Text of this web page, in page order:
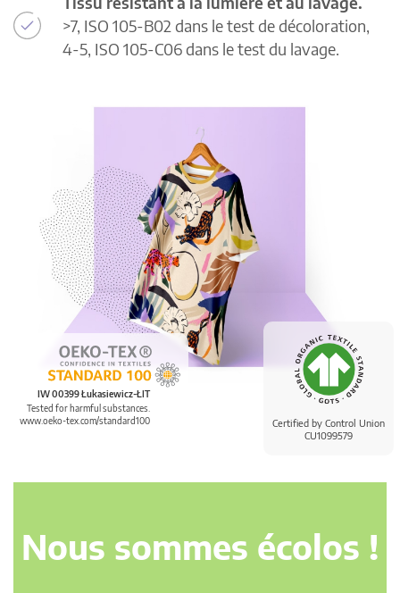
Certified by Control Union
CU1099579
IW 00399 Łukasiewicz-ŁIT
Tested for harmful substances.
www.oeko-tex.com/standard100
>7, ISO 105-B02 dans le test de décoloration,
4-5, ISO 105-C06 dans le test du lavage.
Nous sommes écolos !